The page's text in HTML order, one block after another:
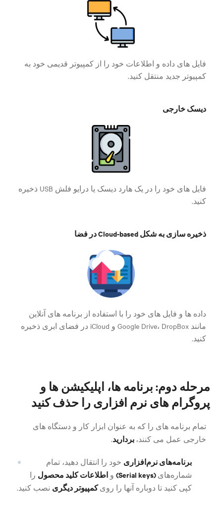
فایل های داده و اطلاعات خود را از کمپیوتر قدیمی خود به
کمپیوتر جدید منتقل کنید.
دیسک خارجی
فایل های خود را در یک هارد دیسک یا درایو فلش USB ذخیره
کنید.
ذخیره سازی به شکل Cloud-based در فضا
داده ها و فایل های خود را با استفاده از برنامه های آنلاین
مانند Google Drive، DropBox و iCloud در فضای ابری ذخیره
کنید.
مرحله دوم: برنامه ها، اپلیکیشن ها و
پروگرام های نرم افزاری را حذف کنید
تمام برنامه های را که به عنوان ابزار کار و دستگاه های
خارجی عمل می کنند، بردارید.
برنامه‌های نرم‌افزاری خود را انتقال دهید، تمام
شماره‌های (Serial keys) و اطلاعات کلید محصول را
کپی کنید تا دوباره آنها را رویکمپیوتر دیگری نصب کنید.